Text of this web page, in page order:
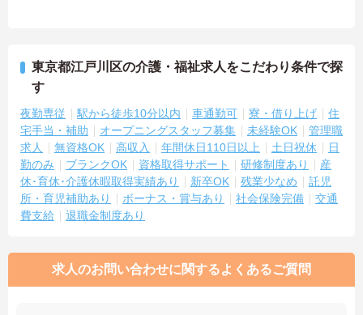
東京都江戸川区の介護・福祉求人をこだわり条件で探
す
夜勤専従 駅から徒歩10分以内 車通勤可 寮・借り上げ
住
宅手当・補助
オープニングスタッフ募集 未経験OK
管理職
求人
無資格OK 高収入 年間休日110日以上 土日祝休
日
勤のみ
ブランクOK 資格取得サポート 研修制度あり
産
休･育休･介護休暇取得実績あり
新卒OK 残業少なめ
託児
所・育児補助あり
ボーナス・賞与あり 社会保険完備
交通
費支給
退職金制度あり
求人のお問い合わせに関するよくあるご質問